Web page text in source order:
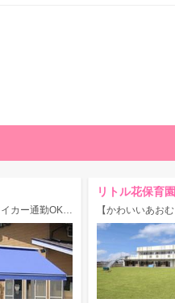
◇賞与4.0ヶ月◇マイカー通勤OK◎土日祝休み★計8クラス定員210名、加須市唯一の私立幼稚園♪
リトル花保育園